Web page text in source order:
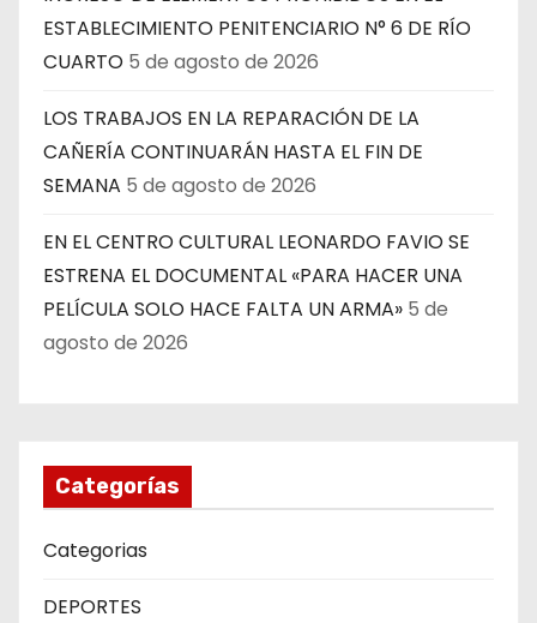
ESTABLECIMIENTO PENITENCIARIO N° 6 DE RÍO
CUARTO 5 de agosto de 2026
LOS TRABAJOS EN LA REPARACIÓN DE LA
CAÑERÍA CONTINUARÁN HASTA EL FIN DE
SEMANA 5 de agosto de 2026
EN EL CENTRO CULTURAL LEONARDO FAVIO SE
ESTRENA EL DOCUMENTAL «PARA HACER UNA
PELÍCULA SOLO HACE FALTA UN ARMA» 5 de
agosto de 2026
Categorías
Categorias
DEPORTES